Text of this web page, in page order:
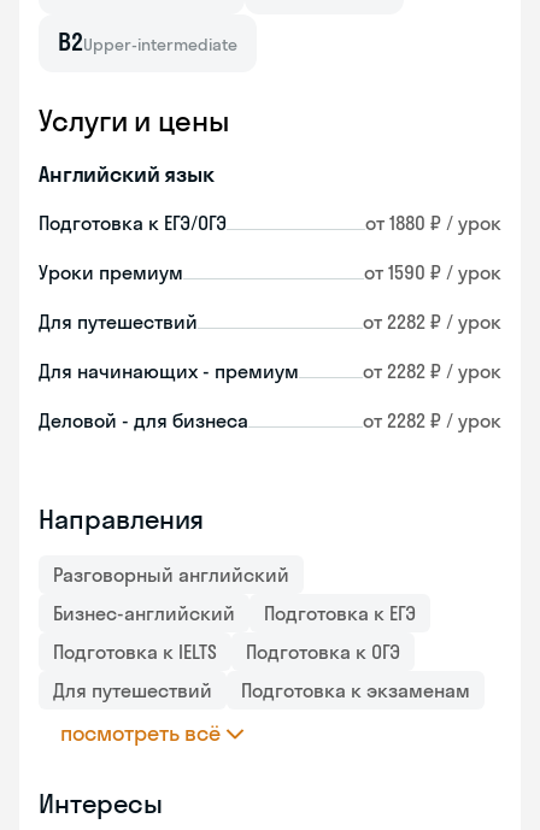
B2Upper-intermediate
Услуги и цены
Английский язык
Подготовка к ЕГЭ/ОГЭ от 1880 ₽ / урок
Уроки премиум от 1590 ₽ / урок
Для путешествий от 2282 ₽ / урок
Для начинающих - премиум от 2282 ₽ / урок
Деловой - для бизнеса от 2282 ₽ / урок
Направления
Разговорный английский
Бизнес-английский
Подготовка к ЕГЭ
Подготовка к IELTS
Подготовка к ОГЭ
Для путешествий
Подготовка к экзаменам
посмотреть всё
Интересы